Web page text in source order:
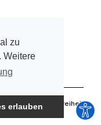
zu
Weitere
erlaubenBarrierefreiheit